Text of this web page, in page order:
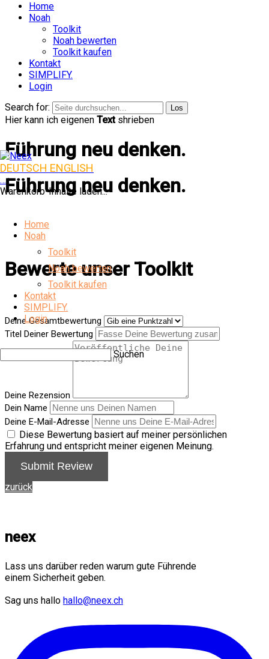
Home
Noah
Toolkit
Noah bewerten
Toolkit kaufen
Kontakt
SIMPLIFY.
Login
Search for:
Hier kann ich eigenen Textshrieben
DEUTSCH ENGLISH
…
Warenkorb-Inhalte laden...
Home
Noah
Toolkit
Noah bewerten
Toolkit kaufen
Kontakt
SIMPLIFY.
Login
Suchen
Führung neu denken.
Führung neu denken.
Bewerte unser Toolkit
Deine Gesamtbewertung
Titel Deiner Bewertung
Deine Rezension
Dein Name
Deine E-Mail-Adresse
Diese Bewertung basiert auf meiner persönlichen
Erfahrung und entspricht meiner eigenen Meinung.
Submit Review
zurück
neex
Lass uns darüber reden warum gute Führende
einem Sicherheit geben.
Sag uns hallo hallo@neex.ch